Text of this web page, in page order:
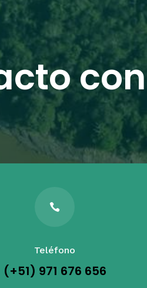
con

Teléfono
(+51) 971 676 656